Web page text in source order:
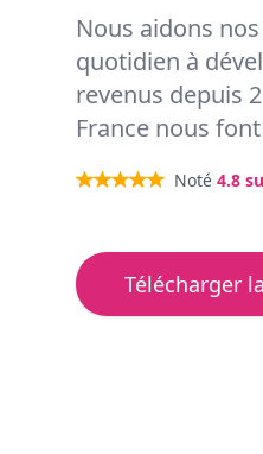
Nous aidons
quotidien à
revenus depuis
France nous
Noté 4.8
Télécharger